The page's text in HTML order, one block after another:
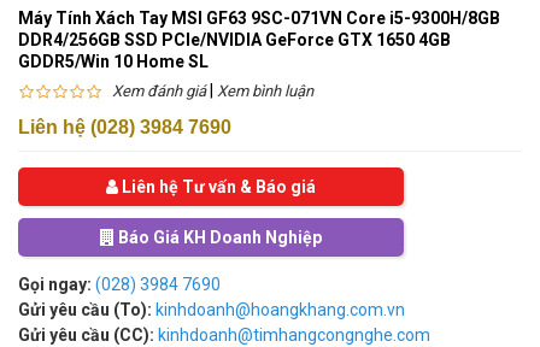
Máy Tính Xách Tay MSI GF63 9SC-071VN Core i5-9300H/8GB
DDR4/256GB SSD PCIe/NVIDIA GeForce GTX 1650 4GB
GDDR5/Win 10 Home SL
Xem đánh giá| Xem bình luận
Liên hệ (028) 3984 7690
Liên hệ Tư vấn & Báo giá
Báo Giá KH Doanh Nghiệp
Gọi ngay: (028) 3984 7690
Gửi yêu cầu (To): kinhdoanh@hoangkhang.com.vn
Gửi yêu cầu (CC): kinhdoanh@timhangcongnghe.com